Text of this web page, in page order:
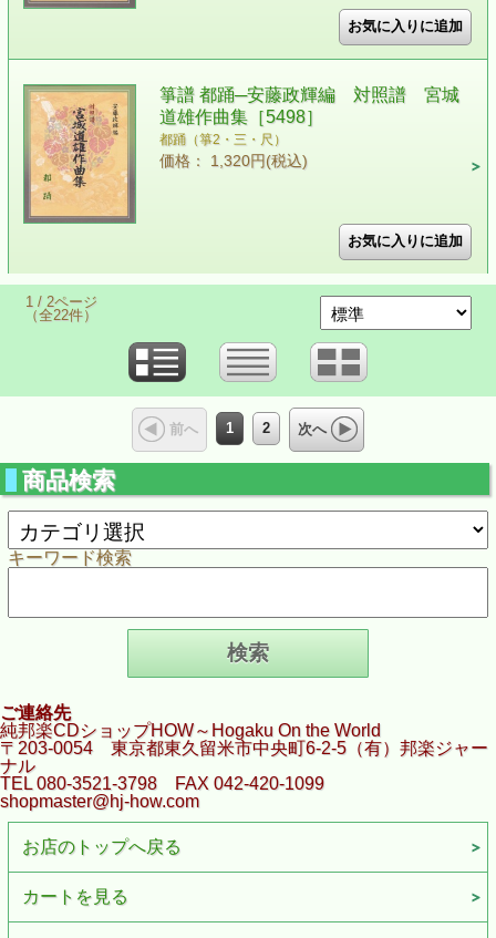
箏譜 都踊─安藤政輝編 対照譜 宮城
道雄作曲集［5498］
都踊（箏2・三・尺）
価格： 1,320円(税込)
1 / 2ページ
（全22件）
前へ 1 2 次へ
商品検索
キーワード検索
ご連絡先
純邦楽CDショップHOW～Hogaku On the World
〒203-0054 東京都東久留米市中央町6-2-5（有）邦楽ジャー
ナル
TEL 080-3521-3798 FAX 042-420-1099
shopmaster@hj-how.com
お店のトップへ戻る
カートを見る